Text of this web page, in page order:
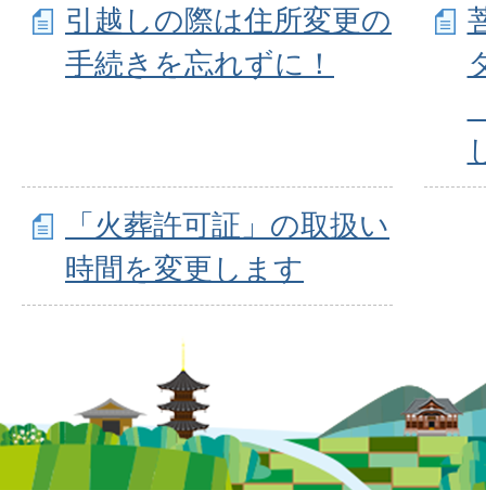
引越しの際は住所変更の
手続きを忘れずに！
「火葬許可証」の取扱い
時間を変更します